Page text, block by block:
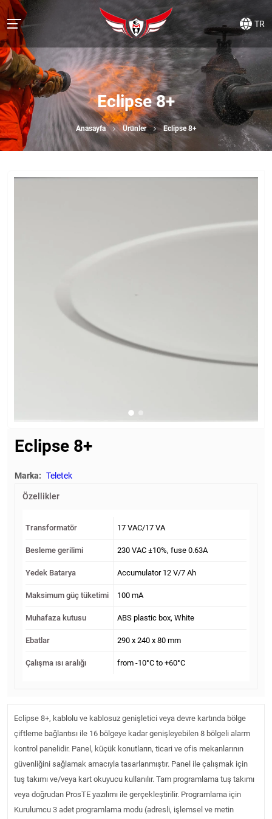
TR
Eclipse 8+
Anasayfa Ürünler Eclipse 8+
Eclipse 8+
Marka: Teletek
Özellikler
Transformatör 17 VAC/17 VA
Besleme gerilimi 230 VAC ±10%, fuse 0.63A
Yedek Batarya Accumulator 12 V/7 Ah
Maksimum güç tüketimi 100 mA
Muhafaza kutusu ABS plastic box, White
Ebatlar 290 x 240 x 80 mm
Çalışma ısı aralığı from -10°C to +60°C
Eclipse 8+, kablolu ve kablosuz genişletici veya devre kartında bölge
çiftleme bağlantısı ile 16 bölgeye kadar genişleyebilen 8 bölgeli alarm
kontrol panelidir. Panel, küçük konutların, ticari ve ofis mekanlarının
güvenliğini sağlamak amacıyla tasarlanmıştır. Panel ile çalışmak için
tuş takımı ve/veya kart okuyucu kullanılır. Tam programlama tuş takımı
veya doğrudan ProsTE yazılımı ile gerçekleştirilir. Programlama için
Kurulumcu 3 adet programlama modu (adresli, işlemsel ve metin